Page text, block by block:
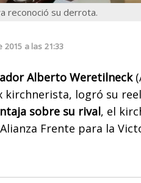
reconoció su derrota.
2015 a las 21:33
Alberto Weretilneck
kirchnerista, logró su
sobre su rival, el
Frente para la